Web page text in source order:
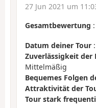
27 Jun 2021 um
Gesamtbewertung :
Datum deiner Tour
Zuverlässigkeit der
Mittelmäßig
Bequemes Folgen
Attraktivität der
Tour stark